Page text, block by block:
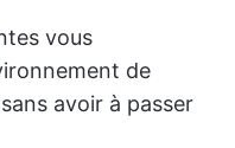
vous
de
avoir à passer